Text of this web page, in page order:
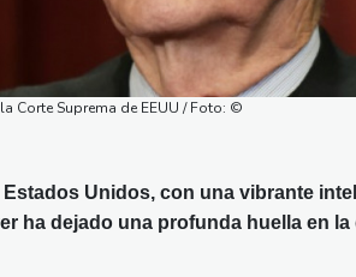
Corte Suprema de EEUU / Foto: ©
Estados Unidos, con una vibrante
ha dejado una profunda huella en